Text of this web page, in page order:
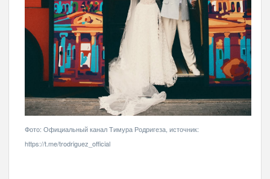
Фото: Официальный канал Тимура Родригеза, источник:
https://t.me/trodriguez_official